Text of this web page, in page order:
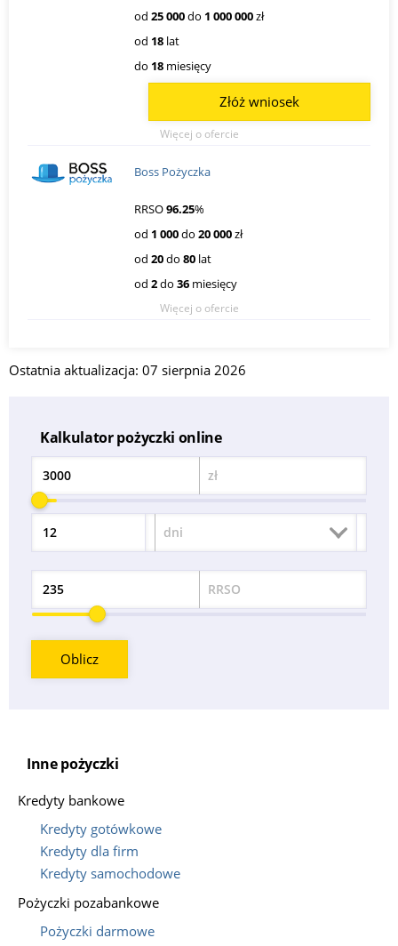
od 25 000do 1 000 000zł
od 18 lat
do 18 miesięcy
Więcej o ofercie
Złóż wniosek
Boss Pożyczka
RRSO96.25%
od 1 000do 20 000zł
od 20do 80 lat
od 2do 36 miesięcy
Więcej o ofercie
Ostatnia aktualizacja: 07 sierpnia 2026
Kalkulator pożyczki online
Kwota zł
Okres dni
Odsetek RRSO
Oblicz
Inne pożyczki
Kredyty bankowe
Kredyty gotówkowe
Kredyty dla firm
Kredyty samochodowe
Pożyczki pozabankowe
Pożyczki darmowe